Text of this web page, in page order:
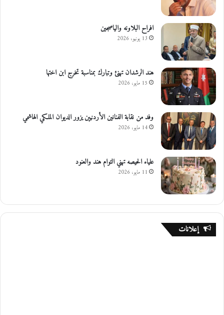
افراح البلاونه والياصجين
13 يونيو، 2026
هند الرشدان تهنئ وتبارك بمناسبة تخرج ابن اختها
15 مايو، 2026
وفد من نقابة الفنانين الأردنيين يزور الديوان الملكي الهاشمي
14 مايو، 2026
علياء الحيصه تهني التوام هند والعنود
11 مايو، 2026
إعلانات